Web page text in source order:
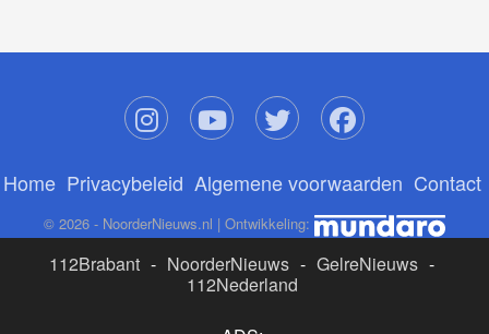
Home Privacybeleid Algemene voorwaarden Contact
© 2026 - NoorderNieuws.nl | Ontwikkeling:
112Brabant - NoorderNieuws - GelreNieuws -
112Nederland